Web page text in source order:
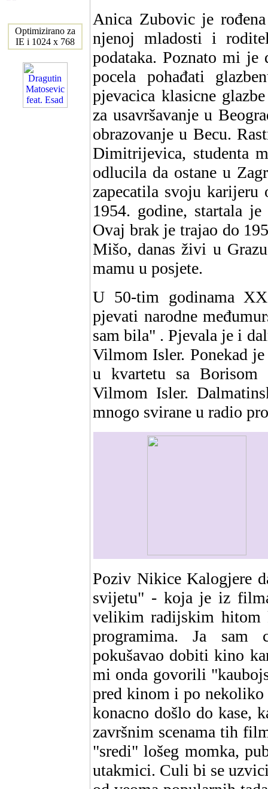
Optimizirano za
IE i 1024 x 768
Anica Zubovic je
njenoj mladosti i
podataka. Poznato mi
pocela pohađati
pjevacica klasicne
za usavršavanje u
obrazovanje u Becu.
Dimitrijevica, studenta
odlucila da ostane u
zapecatila svoju karijeru
1954. godine, startala
Ovaj brak je trajao do
Mišo, danas živi u
mamu u posjete.
U 50-tim godinama
pjevati narodne
sam bila" . Pjevala je i
Vilmom Isler. Ponekad
u kvartetu sa
Vilmom Isler.
mnogo svirane u radio
Poziv Nikice Kalogjere
svijetu" - koja je iz
velikim radijskim hitom
programima. Ja sam
pokušavao dobiti kino
mi onda govorili
pred kinom i po nekoliko
konacno došlo do kase,
završnim scenama tih
"sredi" lošeg momka,
utakmici. Culi bi se